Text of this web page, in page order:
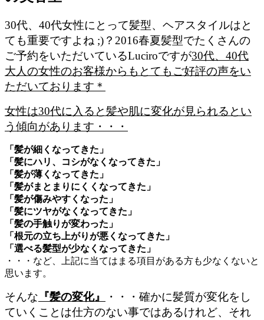
30代、40代女性にとって髪型、ヘアスタイルはと
ても重要ですよね ;)？2016春夏髪型でたくさんの
ご予約をいただいているLuciroですが30代、40代
大人の女性のお客様からもとてもご好評の声をい
ただいております＊
女性は30代に入ると髪や肌に変化が見られるとい
う傾向があります・・・
「髪が細くなってきた」
「髪にハリ、コシがなくなってきた」
「髪が薄くなってきた」
「髪がまとまりにくくなってきた」
「髪が傷みやすくなった」
「髪にツヤがなくなってきた」
「髪の手触りが変わった」
「根元の立ち上がりが悪くなってきた」
「選べる髪型が少なくなってきた」
・・・など、上記に当てはまる項目がある方も少なくないと
思います。
そんな 『髪の変化』
・・・確かに髪質が変化をし
ていくことは仕方のない事ではあるけれど、それ